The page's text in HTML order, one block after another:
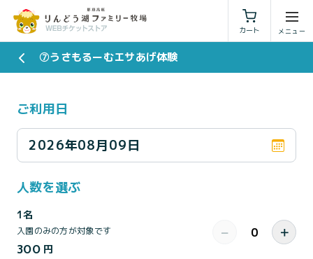
カート
利用規約 特定商取引法に基づく表示
⑦うさもるーむエサあげ体験
ご利用日
2026年08月09日
人数を選ぶ
1名
入園のみの方が対象です
300 円
− ＋